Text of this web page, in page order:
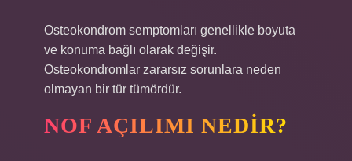
Osteokondrom semptomları genellikle boyuta
ve konuma bağlı olarak değişir.
Osteokondromlar zararsız sorunlara neden
olmayan bir tür tümördür.
NOF AÇILIMI NEDIR?